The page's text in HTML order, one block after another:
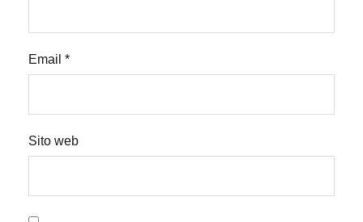
Email *
Sito web